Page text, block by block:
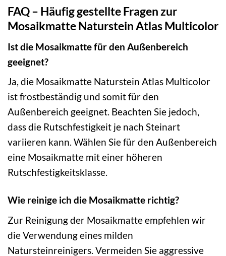
FAQ – Häufig gestellte Fragen zur
Mosaikmatte Naturstein Atlas Multicolor
Ist die Mosaikmatte für den Außenbereich
geeignet?
Ja, die Mosaikmatte Naturstein Atlas Multicolor
ist frostbeständig und somit für den
Außenbereich geeignet. Beachten Sie jedoch,
dass die Rutschfestigkeit je nach Steinart
variieren kann. Wählen Sie für den Außenbereich
eine Mosaikmatte mit einer höheren
Rutschfestigkeitsklasse.
Wie reinige ich die Mosaikmatte richtig?
Zur Reinigung der Mosaikmatte empfehlen wir
die Verwendung eines milden
Natursteinreinigers. Vermeiden Sie aggressive